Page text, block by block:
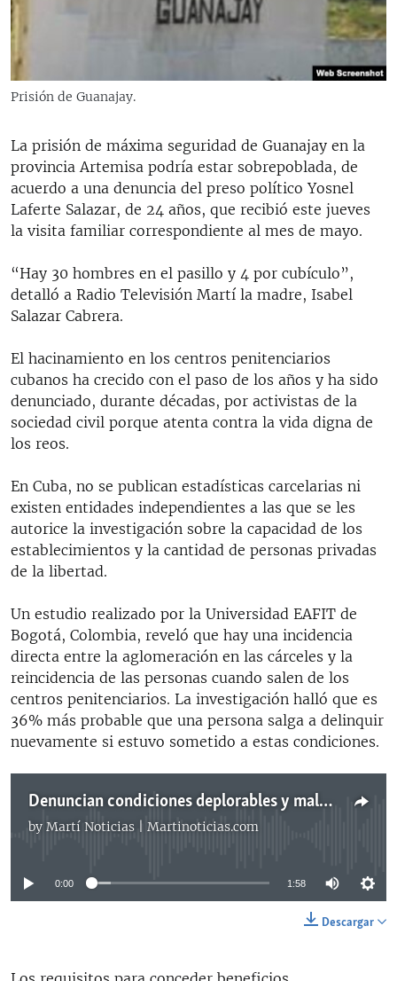
RADIO MARTÍ
ESPECIALES
SER VIEJO EN CUBA
KENTU-CUBANO
LOS SANTOS DE HIALEAH
DESINFORMACIÓN RUSA EN AMÉRICA LATINA
LA INVASIÓN DE RUSIA A UCRANIA
MULTIMEDIA
SÍGUENOS
Prisión de Guanajay.
La prisión de máxima seguridad de Guanajay en la
provincia Artemisa podría estar sobrepoblada, de
acuerdo a una denuncia del preso político Yosnel
Laferte Salazar, de 24 años, que recibió este jueves
la visita familiar correspondiente al mes de mayo.
“Hay 30 hombres en el pasillo y 4 por cubículo”,
detalló a Radio Televisión Martí la madre, Isabel
Salazar Cabrera.
El hacinamiento en los centros penitenciarios
cubanos ha crecido con el paso de los años y ha sido
denunciado, durante décadas, por activistas de la
sociedad civil porque atenta contra la vida digna de
los reos.
En Cuba, no se publican estadísticas carcelarias ni
existen entidades independientes a las que se les
autorice la investigación sobre la capacidad de los
establecimientos y la cantidad de personas privadas
de la libertad.
Un estudio realizado por la Universidad EAFIT de
Bogotá, Colombia, reveló que hay una incidencia
directa entre la aglomeración en las cárceles y la
reincidencia de las personas cuando salen de los
centros penitenciarios. La investigación halló que es
36% más probable que una persona salga a delinquir
nuevamente si estuvo sometido a estas condiciones.
Denuncian condiciones deplorables y malos tratos en prisión de Guanajay
by Martí Noticias | Martinoticias.com
No media source currently available
0:00 1:58
Descargar